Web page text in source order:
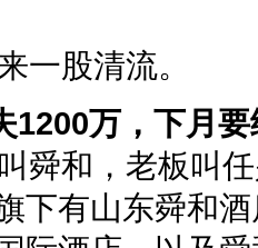
一股清流。
1200万，下月
舜和，老板叫
下有山东舜和